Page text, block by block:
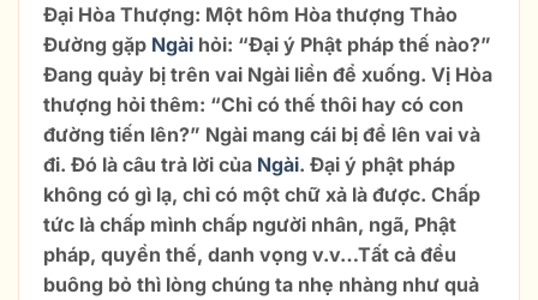
Đại Hòa Thượng: Một hôm Hòa thượng Thảo
Đường gặp Ngài hỏi: “Đại ý Phật pháp thế nào?”
Đang quảy bị trên vai Ngài liền để xuống. Vị Hòa
thượng hỏi thêm: “Chỉ có thế thôi hay có con
đường tiến lên?” Ngài mang cái bị để lên vai và
đi. Đó là câu trả lời của Ngài. Đại ý phật pháp
không có gì lạ, chỉ có một chữ xả là được. Chấp
tức là chấp mình chấp người nhân, ngã, Phật
pháp, quyền thế, danh vọng v.v…Tất cả đều
buông bỏ thì lòng chúng ta nhẹ nhàng như quả